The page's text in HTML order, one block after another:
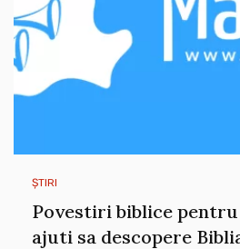
ȘTIRI
Povestiri biblice
ajuti sa descopere